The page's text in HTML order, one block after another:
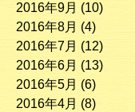
2016年9月 (10)
2016年8月 (4)
2016年7月 (12)
2016年6月 (13)
2016年5月 (6)
2016年4月 (8)